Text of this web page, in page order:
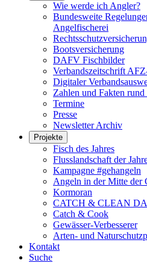
Wie werde ich Angler?
Bundesweite
Angelfischerei
Bootsversicherung
DAFV Fischbilder
Verbandszeitschrift
Digitaler
Zahlen und Fakten
Termine
Presse
Newsletter Archiv
Projekte
Fisch des Jahres
Flusslandschaft der
Kampagne #gehangeln
Angeln in der Mitte der
Kormoran
CATCH & CLEAN
Catch & Cook
Gewässer-Verbesserer
Arten- und
Kontakt
Suche